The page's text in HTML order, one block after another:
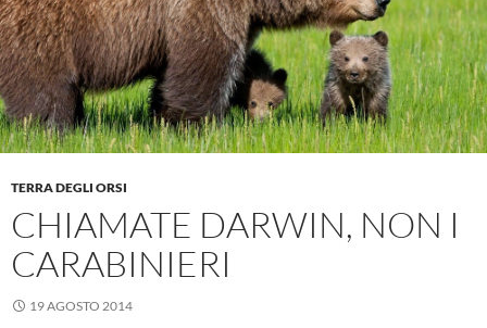
TERRA DEGLI ORSI
CHIAMATE DARWIN, NON I
CARABINIERI
19 AGOSTO 2014